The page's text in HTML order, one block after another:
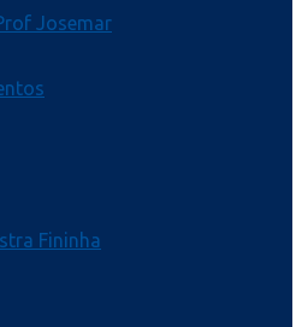
Josemar
Fininha